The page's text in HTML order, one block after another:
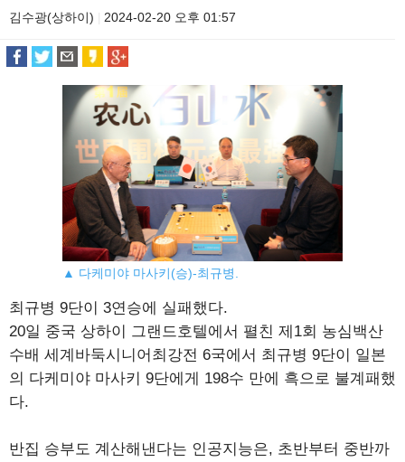
김수광(상하이)
2024-02-20 오후 01:57
▲ 다케미야 마사키(승)-최규병.
최규병 9단이 3연승에 실패했다.
20일 중국 상하이 그랜드호텔에서 펼친 제1회 농심백산
수배 세계바둑시니어최강전 6국에서 최규병 9단이 일본
의 다케미야 마사키 9단에게 198수 만에 흑으로 불계패했
다.
반집 승부도 계산해낸다는 인공지능은, 초반부터 중반까